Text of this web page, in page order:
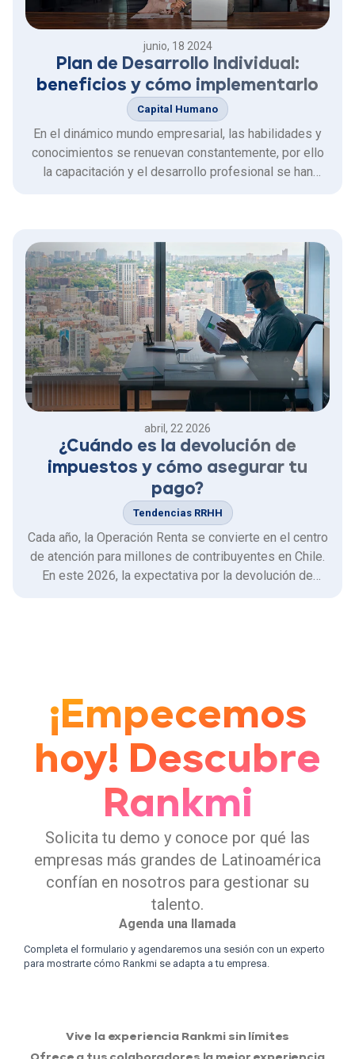
junio, 18 2024
Plan de Desarrollo Individual:
beneficios y cómo implementarlo
Capital Humano
En el dinámico mundo empresarial, las habilidades y
conocimientos se renuevan constantemente, por ello
la capacitación y el desarrollo profesional se han
abril, 22 2026
¿Cuándo es la devolución de
impuestos y cómo asegurar tu
pago?
Tendencias RRHH
Cada año, la Operación Renta se convierte en el centro
de atención para millones de contribuyentes en Chile.
En este 2026, la expectativa por la devolución de
¡Empecemos
hoy! Descubre
Rankmi
Solicita tu demo y conoce por qué las
empresas más grandes de Latinoamérica
confían en nosotros para gestionar su
talento.
Agenda una llamada
Completa el formulario y agendaremos una sesión con un experto
para mostrarte cómo Rankmi se adapta a tu empresa.
Vive la experiencia Rankmi sin límites